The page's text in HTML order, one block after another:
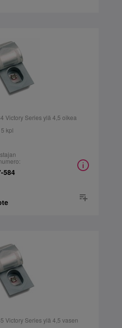
Victory Series ylä 4,5 oikea
kpl
584
Victory Series ylä 4,5 vasen